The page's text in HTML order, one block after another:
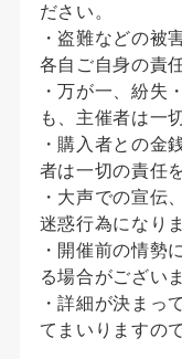
ださい。
・盗難などの被
各自ご自身の責
・万が一、紛失
も、主催者は一
・購入者との金
者は一切の責任
・大声での宣伝
迷惑行為になり
・開催前の情勢
る場合がござい
・詳細が決まっ
てまいりますの